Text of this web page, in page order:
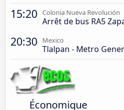
15:20 Colonia Nueva Revolución
Arrêt de bus RA5
20:30 Mexico
Tlalpan - Metro
Économique